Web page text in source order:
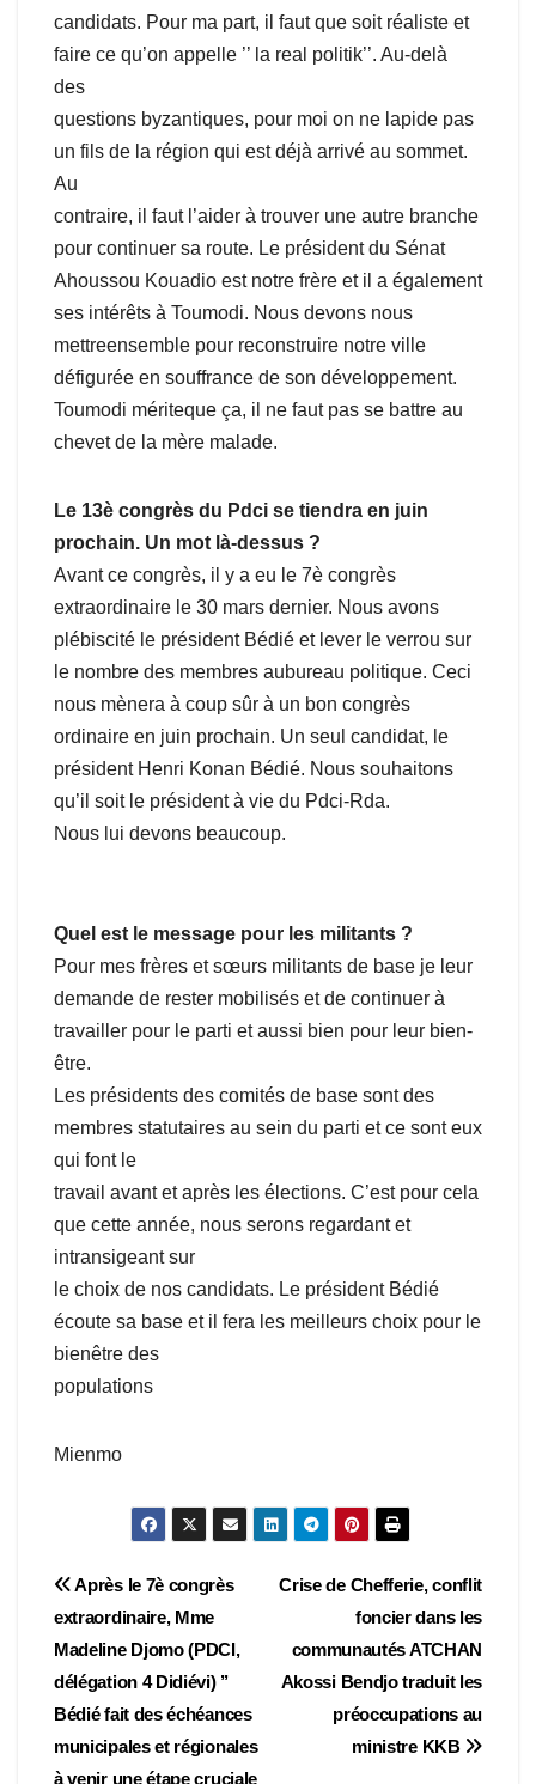
candidats. Pour ma part, il faut que soit réaliste et
faire ce qu’on appelle ’’ la real politik’’. Au-delà
des
questions byzantiques, pour moi on ne lapide pas
un fils de la région qui est déjà arrivé au sommet.
Au
contraire, il faut l’aider à trouver une autre branche
pour continuer sa route. Le président du Sénat
Ahoussou Kouadio est notre frère et il a également
ses intérêts à Toumodi. Nous devons nous
mettreensemble pour reconstruire notre ville
défigurée en souffrance de son développement.
Toumodi mériteque ça, il ne faut pas se battre au
chevet de la mère malade.
Le 13è congrès du Pdci se tiendra en juin
prochain. Un mot là-dessus ?
Avant ce congrès, il y a eu le 7è congrès
extraordinaire le 30 mars dernier. Nous avons
plébiscité le président Bédié et lever le verrou sur
le nombre des membres aubureau politique. Ceci
nous mènera à coup sûr à un bon congrès
ordinaire en juin prochain. Un seul candidat, le
président Henri Konan Bédié. Nous souhaitons
qu’il soit le président à vie du Pdci-Rda.
Nous lui devons beaucoup.
Quel est le message pour les militants ?
Pour mes frères et sœurs militants de base je leur
demande de rester mobilisés et de continuer à
travailler pour le parti et aussi bien pour leur bien-
être.
Les présidents des comités de base sont des
membres statutaires au sein du parti et ce sont eux
qui font le
travail avant et après les élections. C’est pour cela
que cette année, nous serons regardant et
intransigeant sur
le choix de nos candidats. Le président Bédié
écoute sa base et il fera les meilleurs choix pour le
bienêtre des
populations
Mienmo
Navigation
de
l’article
Crise de Chefferie, conflit
foncier dans les
communautés ATCHAN
Akossi Bendjo traduit les
préoccupations au
ministre KKB
Après le 7è congrès
extraordinaire, Mme
Madeline Djomo (PDCI,
délégation 4 Didiévi) ’’
Bédié fait des échéances
municipales et régionales
à venir une étape cruciale